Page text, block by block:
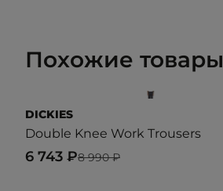
Похожие товары
DICKIES
Double Knee Work Trousers
8 990 ₽
6 743 ₽